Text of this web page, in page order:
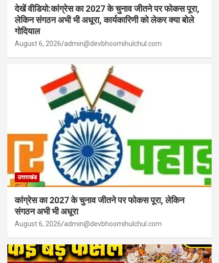
देखें वीडियो:कांग्रेस का 2027 के चुनाव जीतने पर फोकस पूरा,
लेकिन संगठन अभी भी अधूरा, कार्यकारिणी को लेकर क्या बोले
गोदियाल
August 6, 2026 admin@devbhoomihulchul.com
उत्तराखंड
कांग्रेस का 2027 के चुनाव जीतने पर फोकस पूरा, लेकिन
संगठन अभी भी अधूरा
August 6, 2026 admin@devbhoomihulchul.com